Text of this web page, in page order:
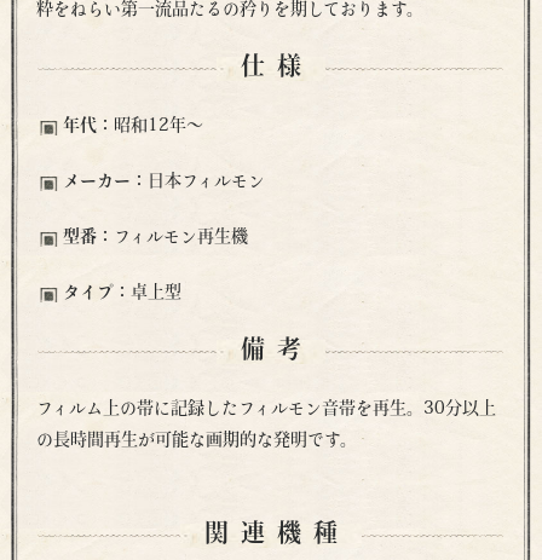
粋をねらい第一流品たるの矜りを期しております。
仕様
年代： 昭和12年〜
メーカー： 日本フィルモン
型番： フィルモン再生機
タイプ：卓上型
備考
フィルム上の帯に記録したフィルモン音帯を再生。30分以上
の長時間再生が可能な画期的な発明です。
関連機種